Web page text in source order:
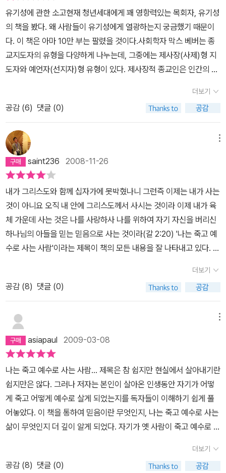
유기성에 관한 소고현재 청년세대에게 꽤 영항력있는 목회자, 유기성
의 책을 봤다. 왜 사람들이 유기성에게 열광하는지 궁금했기 때문이
다. 이 책은 아마 10만 부는 팔렸을 것이다.사회학자 막스 베버는 종
교지도자의 유형을 다양하게 나누는데, 그중에는 제사장(사제)형 지
도자와 예언자(선지자)형 유형이 있다. 제사장적 종교인은 인간의 운
공하며, 신과의 관계를 통해 안전과 확신을 그리고 세속의 가치규범
을 성화시키고, 사회의 부조리를 정당화하는 기능을 한다. 반면 예언
자형 종교지도자는 기존 사회의 제도화된 가치 규범의 진위를 추적해
서 그 가치규범을 전복시키고, 새로운 가치규범을 제시한다.언뜻 <나
는 죽고 예수로 사는 사람>이라는 제목은 세속적인 자아인 '나'를 죽
이고 새로운 규범인 '예수'를 제시하는 예언자적 유형의 책으로 느껴
지고, 저자인 유기성도 나는 죽고 예수로 사는 삶에서는 세속적 평가
와 두려움에서 벗어날 수 있다고 말한다. 즉, 유기성은 예수로 살게되
면, 세속적 가치가 전복한다고 이야기하는 것이다.하지만 이는 책의
전체 내용을 보면 주장일 뿐이라고 볼 수 있다. 유기성은 예수로 사는
삶이 어떤 삶인지 구체적으로 얘기하지 않는다. 그래서 유기성이 말
하는 '예수로 사는 사람'은 그가 말하는 여러 예화를 통해 간접적으로
알 수 있는데, 유기성이 말하는 예수로 살아서 성공한 삶의 전형들, 결
과는 결국 세속적 성공들과 다름이 없다. 예를 들어 나를 죽이고 예수
무조건 부흥한다. 교인의 수가 많아지는 것이다.다시 코린토스를 방
문하기 전 바울은 이미 코린토스에 퍼진 자신의 적대자들의 비방과
마주하게 된다. 자신을 향한 비방에 논박하고, 자신의 사도적 정당성
을 변호하고 옹호해야하는 절박한 상황에서 바울은 본인이 구태여 자
랑을 해야한다면 내가 '약한 것'을 자랑할 것이라고 얘기한다.다마스
쿠스로 가는 길에서 회심한 뒤, 코린토스에 두 번째 편지를 쓰기까지
약 20년이 가까운 시간을 예수운동에 투신했던 바울은 자신의 삶이
송두리째 부정당할 수 있는 긴박한 상황에서 자신의 적대자를 물리치
는 자신의 약함말고는 자랑할 것이 없다고 선언한다(고후 12장). 그
는 기존의 가치체계에서 자랑이 될 수 있는 '강함'이 아닌 병듦, 약점,
더보기
공감 (6) 댓글 (0)
saint236 2008-11-26
내가 그리스도와 함께 십자가에 못박혔나니 그런즉 이제는 내가 사는
것이 아니요 오직 내 안에 그리스도께서 사시는 것이라 이제 내가 육
체 가운데 사는 것은 나를 사랑하사 나를 위하여 자기 자신을 버리신
하나님의 아들을 믿는 믿음으로 사는 것이라(갈 2:20) '나는 죽고 예
수로 사는 사람'이라는 제목이 책의 모든 내용을 잘 나타내고 있다. 유
병욱 목사같은 쇼맨쉽도 없고, 그렇다고 김동호 목사같은 카리스마를
가진 것도 아니다. 그러나 왜인지 모르지만 끌리는 매력을 가지고 있
는 사람이다. 유기성 목사는 이것을 예수가 살기 때문이라고 고백한
다. 아는 청년에게 선물로 책을 건네주면서 나도 한번 읽어봐야 겠다
듯이 책장이 쉽게 넘어간다. 어느 분들은 예수님의 사람이라는 책을
가지고 설교한 것 같다고 이야기하는 사람도 있지만 그 책을 내가 읽
어보지 않아서 잘 모르겠다. 확실한 것은 이 책은 기본에 충실하고 있
다는 것이다. '아하 그렇구나.'라는 기대감을 가지고 책을 읽는다면 그
만큼 실망하게 될 것이가. 특별하게 새롭고 신기한 해석은 없다. 다만
기독교 신앙이 근본적인 이야기들을 자기 신앙의 고백위에서 기록하
고 있을 뿐이다. 여기에 이 책의 가치가 있다. 많은 사람들은 자기 신
앙의 고백이 없이 그저 그런가 보다라는 생각으로 성경을 읽고 교리
를 배우고 기독교인으로 살아간다. 저자의 초등학교 4학년 딸처럼 말
더보기
공감 (8) 댓글 (0)
asiapaul 2009-03-08
나는 죽고 예수로 사는 사람... 제목은 참 쉽지만 현실에서 살아내기란
쉽지만은 않다. 그러나 저자는 본인이 살아온 인생동안 자기가 어떻
게 죽고 어떻게 예수로 살게 되었는지를 독자들이 이해하기 쉽게 풀
어놓았다. 이 책을 통하여 믿음이란 무엇인지, 나는 죽고 예수로 사는
삶이 무엇인지 더 깊이 알게 되었다. 자기가 옛 사람이 죽고 예수로 사
더보기
공감 (8) 댓글 (0)